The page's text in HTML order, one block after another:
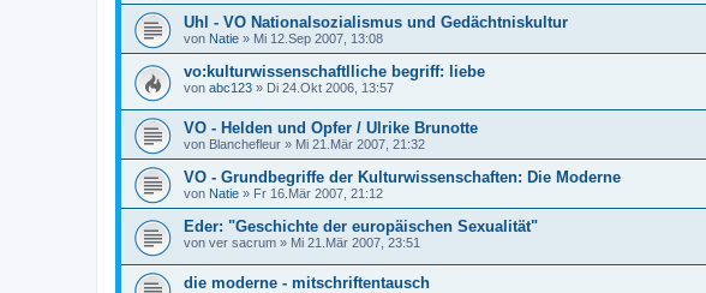
Uhl - VO Nationalsozialismus und Gedächtniskultur
von Natie » Mi 12.Sep 2007, 13:08
vo:kulturwissenschaftlliche begriff: liebe
von abc123 » Di 24.Okt 2006, 13:57
VO - Helden und Opfer / Ulrike Brunotte
von Blanchefleur » Mi 21.Mär 2007, 21:32
VO - Grundbegriffe der Kulturwissenschaften: Die Moderne
von Natie » Fr 16.Mär 2007, 21:12
Eder: "Geschichte der europäischen Sexualität"
von ver sacrum » Mi 21.Mär 2007, 23:51
die moderne - mitschriftentausch